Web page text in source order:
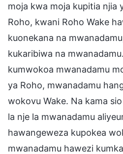
moja kwa moja kupitia njia
Roho, kwani Roho Wake
kuonekana na
kukaribiwa na
kumwokoa mwanadamu
ya Roho, mwanadamu
wokovu Wake. Na kama
la nje la mwanadamu
hawangeweza kupokea
mwanadamu hawezi